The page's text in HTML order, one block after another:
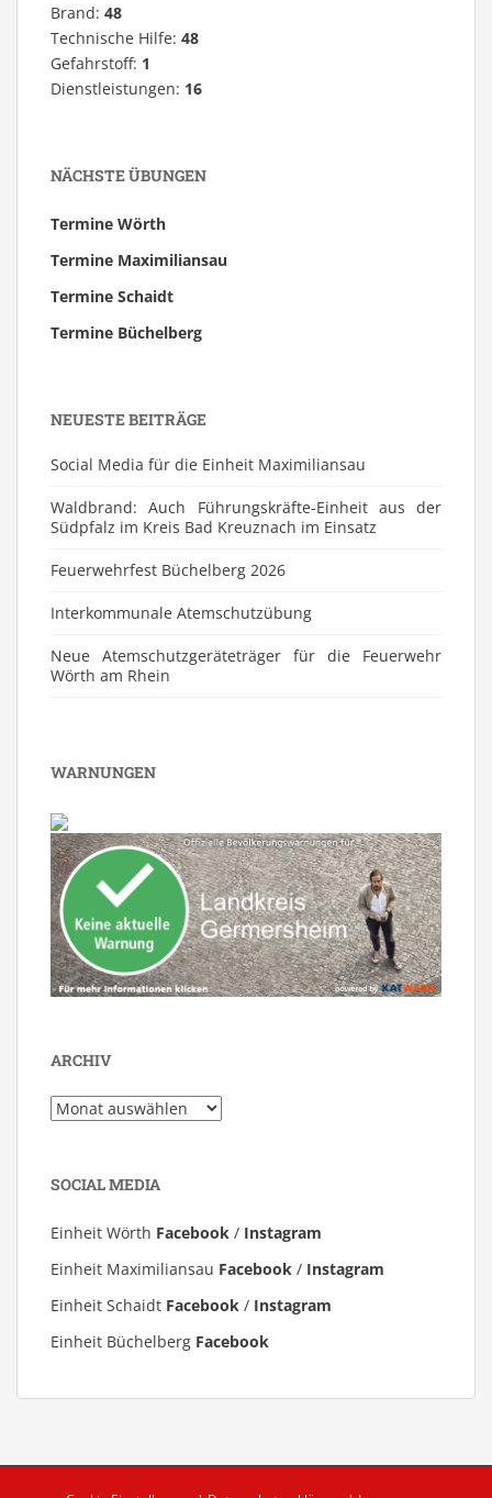
Brand: 48
Technische Hilfe: 48
Gefahrstoff: 1
Dienstleistungen: 16
NÄCHSTE ÜBUNGEN
Termine Wörth
Termine Maximiliansau
Termine Schaidt
Termine Büchelberg
NEUESTE BEITRÄGE
Social Media für die Einheit Maximiliansau
Waldbrand: Auch Führungskräfte-Einheit aus der
Südpfalz im Kreis Bad Kreuznach im Einsatz
Feuerwehrfest Büchelberg 2026
⁠Interkommunale Atemschutzübung
Neue Atemschutzgeräteträger für die Feuerwehr
Wörth am Rhein
WARNUNGEN
ARCHIV
Archiv
SOCIAL MEDIA
Einheit Wörth Facebook / Instagram
Einheit Maximiliansau Facebook / Instagram
Einheit Schaidt Facebook / Instagram
Einheit Büchelberg Facebook